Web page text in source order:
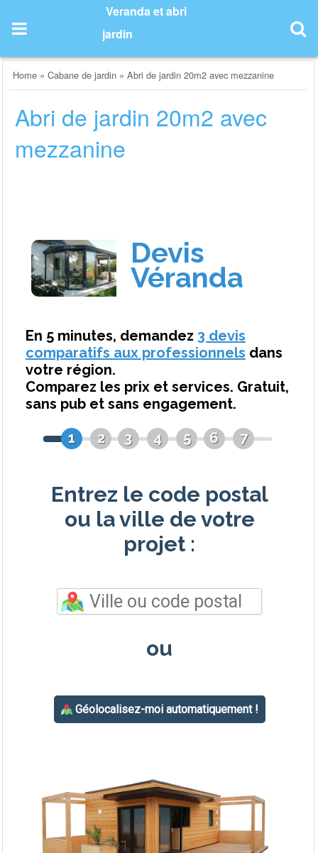
content
Veranda et abri
jardin
Home »Cabane de jardin »Abri de jardin 20m2 avec mezzanine
Abri de jardin 20m2 avec
mezzanine